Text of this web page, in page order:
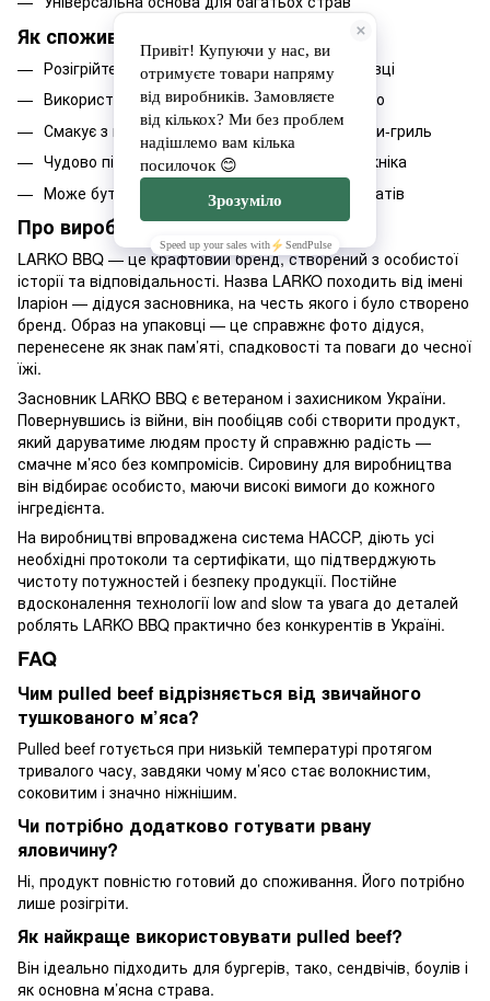
Як споживати і з чим поєднувати
Розігрійте згідно з рекомендаціями на упаковці
Використовуйте для бургерів, сендвічів і тако
Смакує з картоплею, кукурудзою або овочами-гриль
Чудово підходить для швидкої вечері або пікніка
Може бути основою для боулів і м’ясних салатів
Про виробника
LARKO BBQ — це крафтовий бренд, створений з особистої
історії та відповідальності. Назва LARKO походить від імені
Іларіон — дідуся засновника, на честь якого і було створено
бренд. Образ на упаковці — це справжнє фото дідуся,
перенесене як знак пам’яті, спадковості та поваги до чесної
їжі.
Засновник LARKO BBQ є ветераном і захисником України.
Повернувшись із війни, він пообіцяв собі створити продукт,
який даруватиме людям просту й справжню радість —
смачне м’ясо без компромісів. Сировину для виробництва
він відбирає особисто, маючи високі вимоги до кожного
інгредієнта.
На виробництві впроваджена система HACCP, діють усі
необхідні протоколи та сертифікати, що підтверджують
чистоту потужностей і безпеку продукції. Постійне
вдосконалення технології low and slow та увага до деталей
роблять LARKO BBQ практично без конкурентів в Україні.
FAQ
Чим pulled beef відрізняється від звичайного
тушкованого м’яса?
Pulled beef готується при низькій температурі протягом
тривалого часу, завдяки чому м’ясо стає волокнистим,
соковитим і значно ніжнішим.
Чи потрібно додатково готувати рвану
яловичину?
Ні, продукт повністю готовий до споживання. Його потрібно
лише розігріти.
Як найкраще використовувати pulled beef?
Він ідеально підходить для бургерів, тако, сендвічів, боулів і
як основна м’ясна страва.